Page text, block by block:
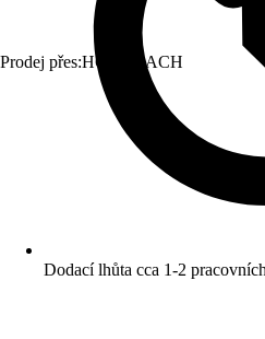
Prodej přes:HORNBACH
Dodací lhůta cca 1-2